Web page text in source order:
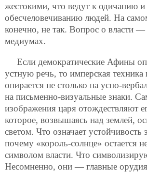
жестокими, что ведут к одичанию и
обесчеловечиванию людей. На
конечно, не так. Вопрос о власти —
медиумах.
Если демократические Афины
устную речь, то имперская техника
опирается не столько на усно-
на письменно-визуальные знаки.
изображения царя отождествляют
которое, возвышаясь над землей,
светом. Что означает
почему «король-солнце» остается
символом власти. Что
Несомненно, они — главные